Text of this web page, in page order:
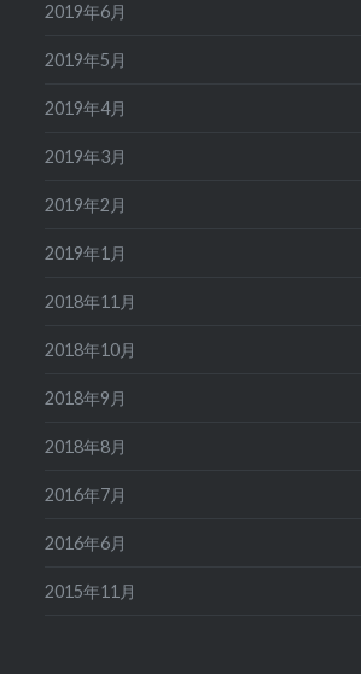
2019年6月
2019年5月
2019年4月
2019年3月
2019年2月
2019年1月
2018年11月
2018年10月
2018年9月
2018年8月
2016年7月
2016年6月
2015年11月